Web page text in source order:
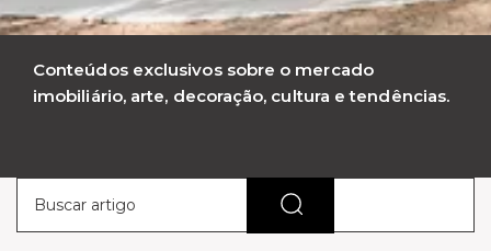
Conteúdos exclusivos sobre o mercado
imobiliário, arte, decoração, cultura e tendências.